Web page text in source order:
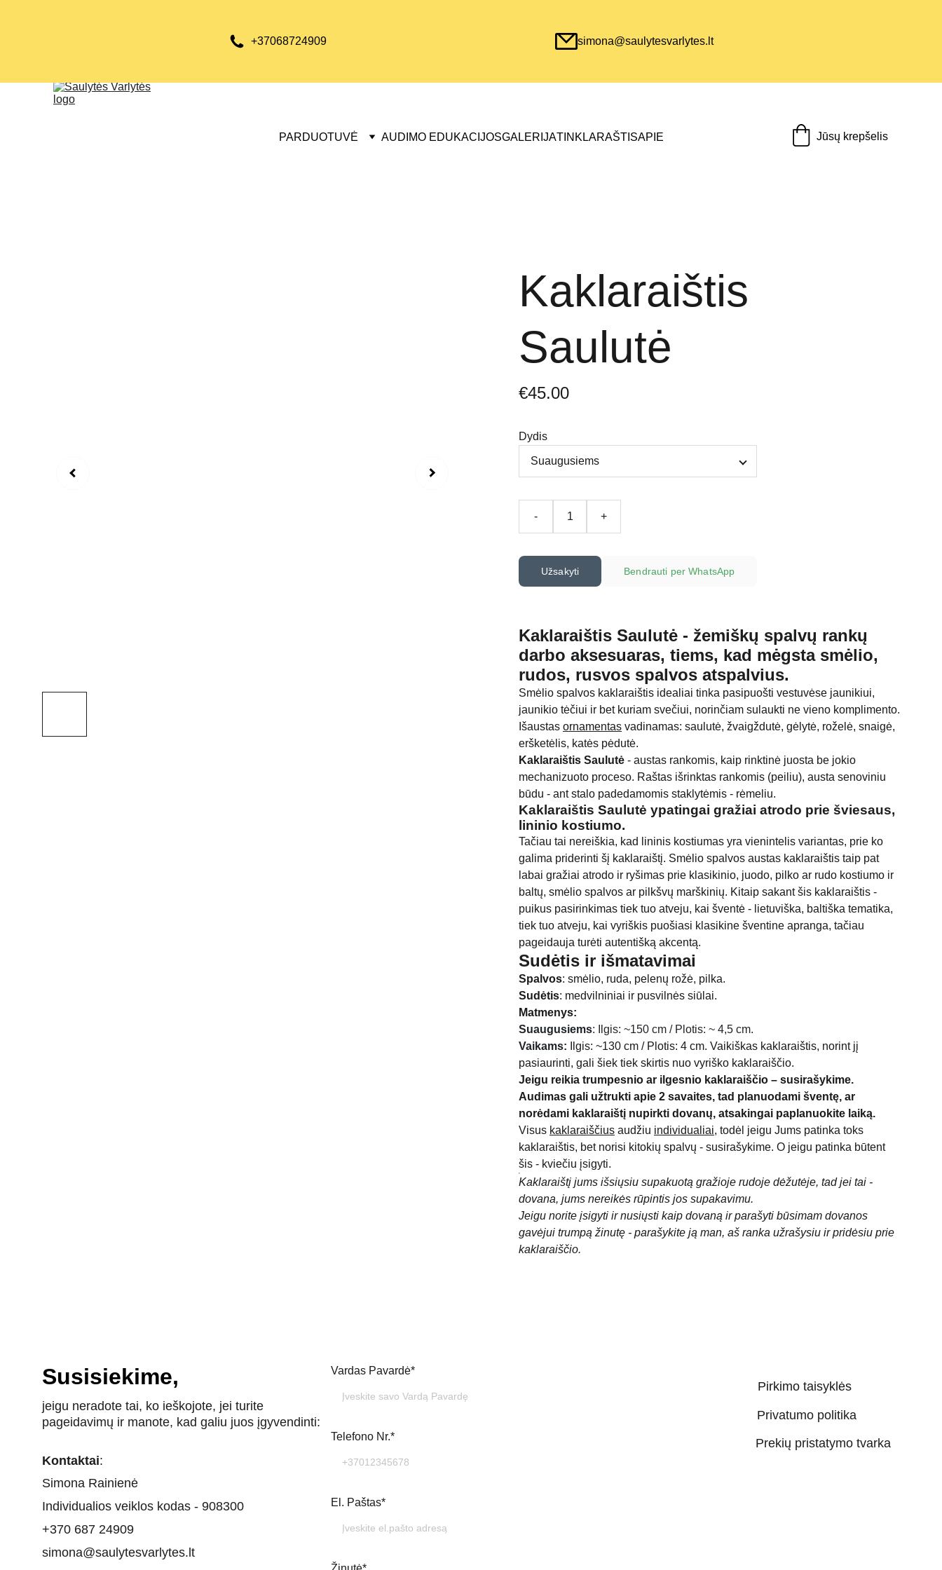
PARDUOTUVĖ AUDIMO EDUKACIJOSGALERIJATINKLARAŠTISAPIE Jūsų krepšelis
Kaklaraištis
Saulutė
€45.00
Dydis
- +
Užsakyti Bendrauti per WhatsApp
Kaklaraištis Saulutė - žemiškų spalvų rankų
darbo aksesuaras, tiems, kad mėgsta smėlio,
rudos, rusvos spalvos atspalvius.
Smėlio spalvos kaklaraištis idealiai tinka pasipuošti vestuvėse jaunikiui,
jaunikio tėčiui ir bet kuriam svečiui, norinčiam sulaukti ne vieno komplimento.
Išaustas ornamentas vadinamas: saulutė, žvaigždutė, gėlytė, roželė, snaigė,
eršketėlis, katės pėdutė.
Kaklaraištis Saulutė - austas rankomis, kaip rinktinė juosta be jokio
mechanizuoto proceso. Raštas išrinktas rankomis (peiliu), austa senoviniu
būdu - ant stalo padedamomis staklytėmis - rėmeliu.
Kaklaraištis Saulutė ypatingai gražiai atrodo prie šviesaus,
lininio kostiumo.
Tačiau tai nereiškia, kad lininis kostiumas yra vienintelis variantas, prie ko
galima priderinti šį kaklaraištį. Smėlio spalvos austas kaklaraištis taip pat
labai gražiai atrodo ir ryšimas prie klasikinio, juodo, pilko ar rudo kostiumo ir
baltų, smėlio spalvos ar pilkšvų marškinių. Kitaip sakant šis kaklaraištis -
puikus pasirinkimas tiek tuo atveju, kai šventė - lietuviška, baltiška tematika,
tiek tuo atveju, kai vyriškis puošiasi klasikine šventine apranga, tačiau
pageidauja turėti autentišką akcentą.
Sudėtis ir išmatavimai
Spalvos: smėlio, ruda, pelenų rožė, pilka.
Sudėtis: medvilniniai ir pusvilnės siūlai.
Matmenys:
Suaugusiems: Ilgis: ~150 cm / Plotis: ~ 4,5 cm.
Vaikams:
Ilgis: ~130 cm / Plotis: 4 cm. Vaikiškas kaklaraištis, norint jį
pasiaurinti, gali šiek tiek skirtis nuo vyriško kaklaraiščio.
Jeigu reikia trumpesnio ar ilgesnio kaklaraiščio – susirašykime.
Audimas gali užtrukti apie 2 savaites, tad planuodami šventę, ar
norėdami kaklaraištį nupirkti dovanų, atsakingai paplanuokite laiką.
Visus kaklaraiščius audžiu individualiai, todėl jeigu Jums patinka toks
kaklaraištis, bet norisi kitokių spalvų - susirašykime. O jeigu patinka būtent
šis - kviečiu įsigyti.
Kaklaraištį jums išsiųsiu supakuotą gražioje rudoje dėžutėje, tad jei tai -
dovana, jums nereikės rūpintis jos supakavimu.
Jeigu norite įsigyti ir nusiųsti kaip dovaną ir parašyti būsimam dovanos
gavėjui trumpą žinutę - parašykite ją man, aš ranka užrašysiu ir pridėsiu prie
kaklaraiščio.
Susisiekime,
jeigu neradote tai, ko ieškojote, jei turite
pageidavimų ir manote, kad galiu juos įgyvendinti:
Kontaktai:
Simona Rainienė
Individualios veiklos kodas - 908300
+370 687 24909
simona@saulytesvarlytes.lt
Vardas Pavardė*
Telefono Nr.*
El. Paštas*
Privatumo politika
Pirkimo taisyklės
Prekių pristatymo tvarka
+37068724909 simona@saulytesvarlytes.lt